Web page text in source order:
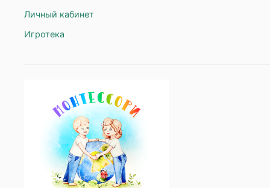
Личный кабинет
Игротека